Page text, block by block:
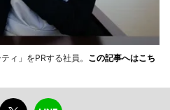
ィ」をPRする社員。 この記事へはこち